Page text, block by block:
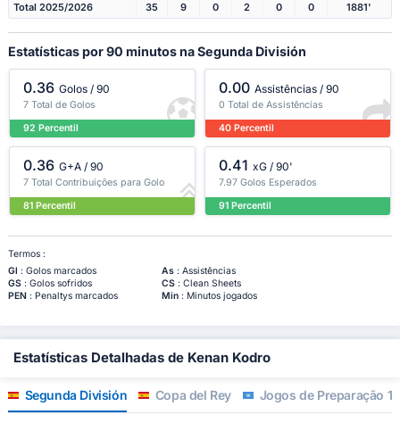
Total 2025/2026 35 9 0 2 0 0 1881'
Estatísticas por 90 minutos na Segunda División
0.36 Golos / 90
7 Total de Golos
92 Percentil
0.00 Assistências / 90
0 Total de Assistências
40 Percentil
0.36 G+A / 90
7 Total Contribuições para Golo
81 Percentil
0.41 xG / 90'
7.97 Golos Esperados
91 Percentil
Termos :
Gl : Golos marcados As: Assistências
GS: Golos sofridos CS: Clean Sheets
PEN: Penaltys marcados Min: Minutos jogados
Estatísticas Detalhadas de Kenan Kodro
Segunda División Copa del Rey Jogos de Preparação 1